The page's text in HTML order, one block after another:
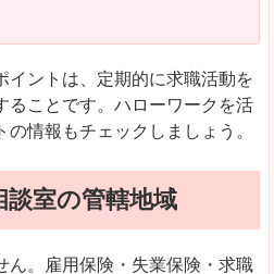
イントは、定期的に求職活動を
ることです。ハローワークを活
情報もチェックしましょう。
談室の管轄地域
ん。雇用保険・失業保険・求職